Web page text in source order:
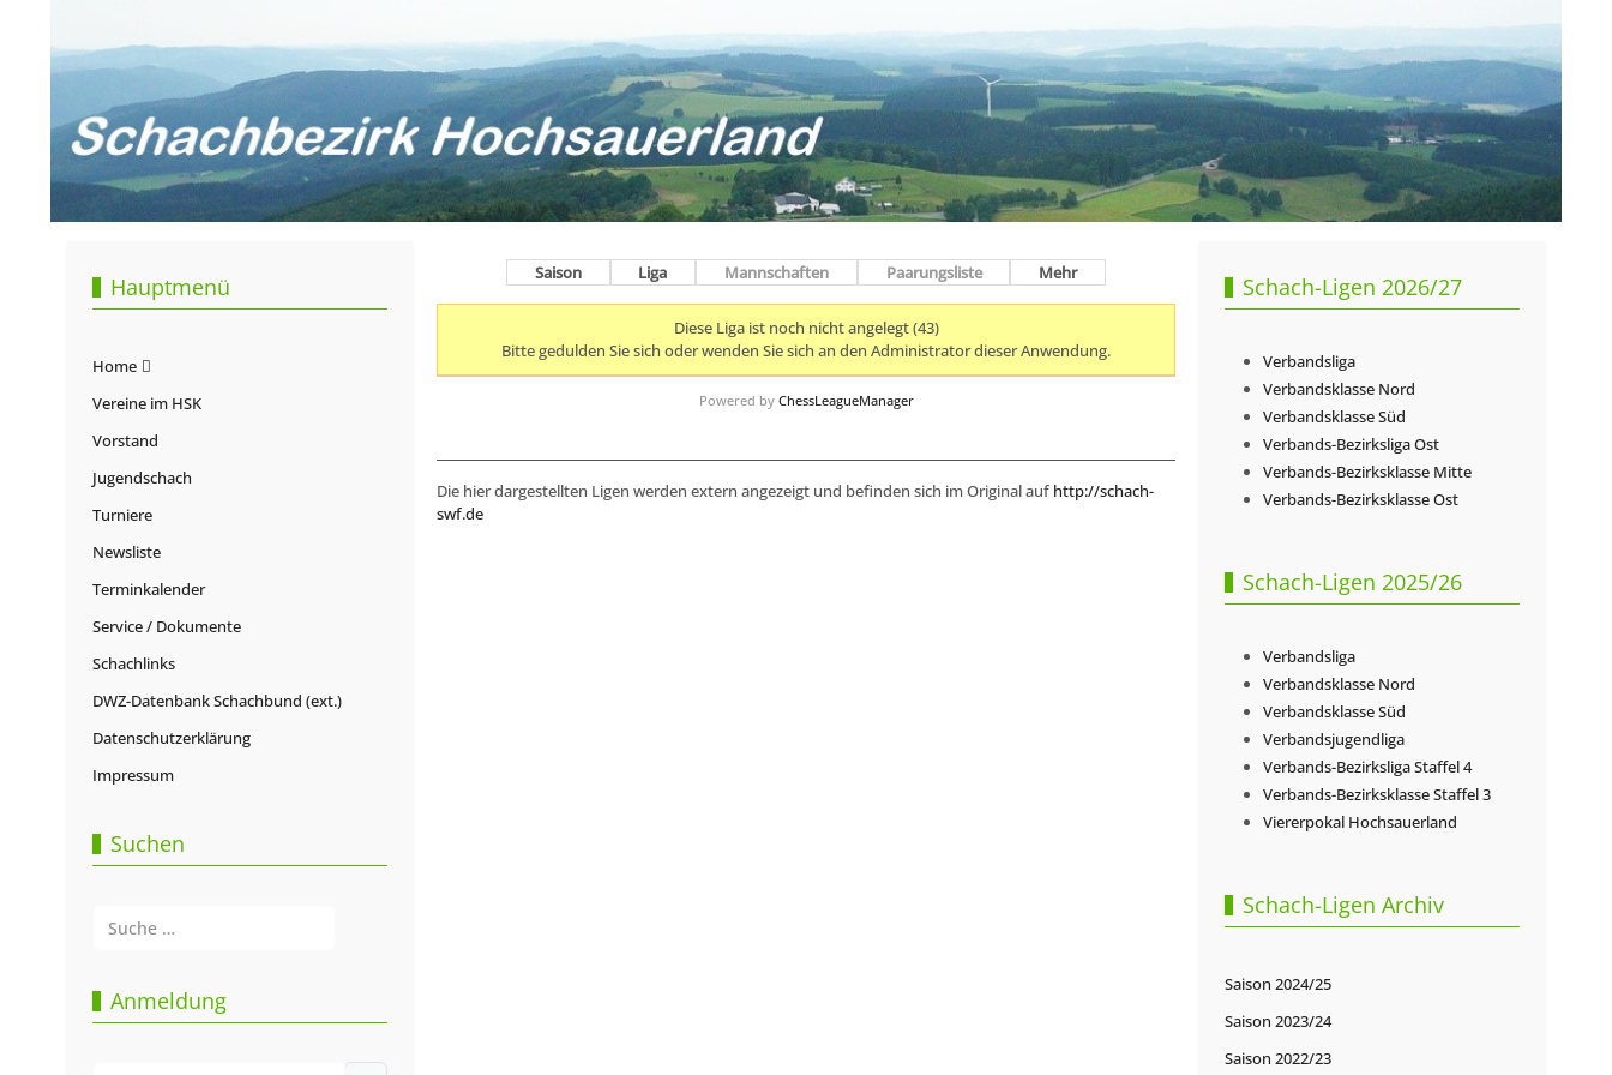
Hauptmenü
Home
Vereine im HSK
Vorstand
Jugendschach
Turniere
Newsliste
Terminkalender
Service / Dokumente
Schachlinks
DWZ-Datenbank Schachbund (ext.)
Datenschutzerklärung
Impressum
Suchen
Anmeldung
Saison Liga Mannschaften Paarungsliste Mehr
Diese Liga ist noch nicht angelegt (43)
Bitte gedulden Sie sich oder wenden Sie sich an den Administrator dieser Anwendung.
Powered by ChessLeagueManager
Die hier dargestellten Ligen werden extern angezeigt und befinden sich im Original auf http://schach-
swf.de
Schach-Ligen 2026/27
Verbandsliga
Verbandsklasse Nord
Verbandsklasse Süd
Verbands-Bezirksliga Ost
Verbands-Bezirksklasse Mitte
Verbands-Bezirksklasse Ost
Schach-Ligen 2025/26
Verbandsliga
Verbandsklasse Nord
Verbandsklasse Süd
Verbandsjugendliga
Verbands-Bezirksliga Staffel 4
Verbands-Bezirksklasse Staffel 3
Viererpokal Hochsauerland
Schach-Ligen Archiv
Saison 2024/25
Saison 2023/24
Saison 2022/23